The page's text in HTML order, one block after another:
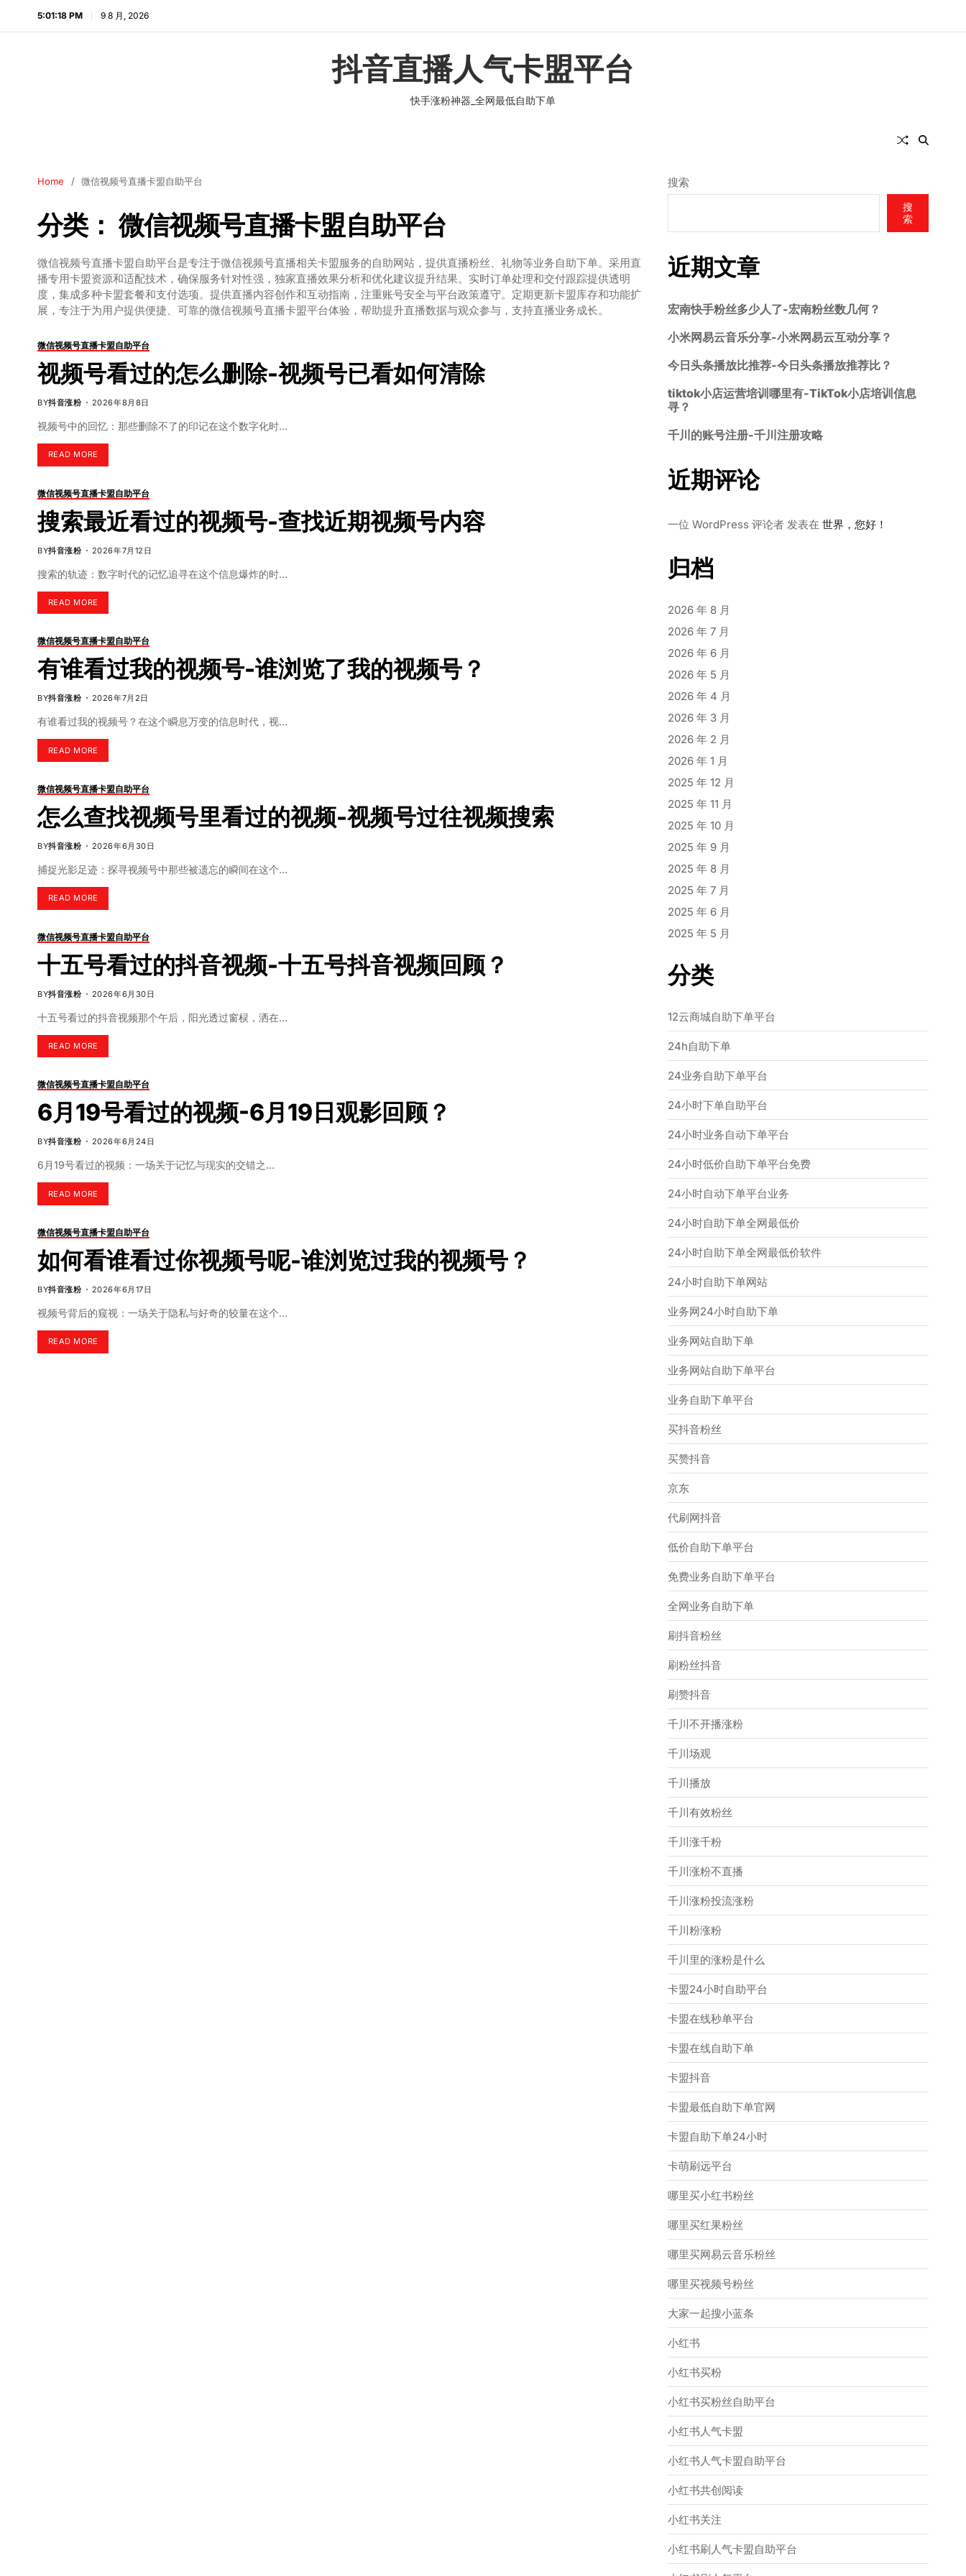
5:01:19 PM 9 8 月, 2026
抖音直播人气卡盟平台
快手涨粉神器_全网最低自助下单
Home 微信视频号直播卡盟自助平台
分类：微信视频号直播卡盟自助平台
微信视频号直播卡盟自助平台是专注于微信视频号直播相关卡盟服务的自助网站，提供直播粉丝、礼物等业务自助下单。采用直
播专用卡盟资源和适配技术，确保服务针对性强，独家直播效果分析和优化建议提升结果。实时订单处理和交付跟踪提供透明
度，集成多种卡盟套餐和支付选项。提供直播内容创作和互动指南，注重账号安全与平台政策遵守。定期更新卡盟库存和功能扩
展，专注于为用户提供便捷、可靠的微信视频号直播卡盟平台体验，帮助提升直播数据与观众参与，支持直播业务成长。
微信视频号直播卡盟自助平台
视频号看过的怎么删除-视频号已看如何清除
BY抖音涨粉 2026年8月8日
视频号中的回忆：那些删除不了的印记在这个数字化时…
READ MORE
微信视频号直播卡盟自助平台
搜索最近看过的视频号-查找近期视频号内容
BY抖音涨粉 2026年7月12日
搜索的轨迹：数字时代的记忆追寻在这个信息爆炸的时…
READ MORE
微信视频号直播卡盟自助平台
有谁看过我的视频号-谁浏览了我的视频号？
BY抖音涨粉 2026年7月2日
有谁看过我的视频号？在这个瞬息万变的信息时代，视…
READ MORE
微信视频号直播卡盟自助平台
怎么查找视频号里看过的视频-视频号过往视频搜索
BY抖音涨粉 2026年6月30日
捕捉光影足迹：探寻视频号中那些被遗忘的瞬间在这个…
READ MORE
微信视频号直播卡盟自助平台
十五号看过的抖音视频-十五号抖音视频回顾？
BY抖音涨粉 2026年6月30日
十五号看过的抖音视频那个午后，阳光透过窗棂，洒在…
READ MORE
微信视频号直播卡盟自助平台
6月19号看过的视频-6月19日观影回顾？
BY抖音涨粉 2026年6月24日
6月19号看过的视频：一场关于记忆与现实的交错之…
READ MORE
微信视频号直播卡盟自助平台
如何看谁看过你视频号呢-谁浏览过我的视频号？
BY抖音涨粉 2026年6月17日
视频号背后的窥视：一场关于隐私与好奇的较量在这个…
READ MORE
搜索
搜
索
近期文章
宏南快手粉丝多少人了-宏南粉丝数几何？
小米网易云音乐分享-小米网易云互动分享？
今日头条播放比推荐-今日头条播放推荐比？
tiktok小店运营培训哪里有-TikTok小店培训信息
寻？
千川的账号注册-千川注册攻略
近期评论
一位 WordPress 评论者 发表在 世界，您好！
归档
2026 年 8 月
2026 年 7 月
2026 年 6 月
2026 年 5 月
2026 年 4 月
2026 年 3 月
2026 年 2 月
2026 年 1 月
2025 年 12 月
2025 年 11 月
2025 年 10 月
2025 年 9 月
2025 年 8 月
2025 年 7 月
2025 年 6 月
2025 年 5 月
分类
12云商城自助下单平台
24h自助下单
24业务自助下单平台
24小时下单自助平台
24小时业务自动下单平台
24小时低价自助下单平台免费
24小时自动下单平台业务
24小时自助下单全网最低价
24小时自助下单全网最低价软件
24小时自助下单网站
业务网24小时自助下单
业务网站自助下单
业务网站自助下单平台
业务自助下单平台
买抖音粉丝
买赞抖音
京东
代刷网抖音
低价自助下单平台
免费业务自助下单平台
全网业务自助下单
刷抖音粉丝
刷粉丝抖音
刷赞抖音
千川不开播涨粉
千川场观
千川播放
千川有效粉丝
千川涨千粉
千川涨粉不直播
千川涨粉投流涨粉
千川粉涨粉
千川里的涨粉是什么
卡盟24小时自助平台
卡盟在线秒单平台
卡盟在线自助下单
卡盟抖音
卡盟最低自助下单官网
卡盟自助下单24小时
卡萌刷远平台
哪里买小红书粉丝
哪里买红果粉丝
哪里买网易云音乐粉丝
哪里买视频号粉丝
大家一起搜小蓝条
小红书
小红书买粉
小红书买粉丝自助平台
小红书人气卡盟
小红书人气卡盟自助平台
小红书共创阅读
小红书关注
小红书刷人气卡盟自助平台